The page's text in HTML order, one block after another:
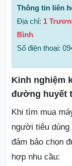
Thông tin liên
Địa chỉ: 1
Bình
Số điện thoại:
Kinh nghiệm
đường huyết
Khi tìm mua
người tiêu
đảm bảo chọn
hợp nhu cầu: